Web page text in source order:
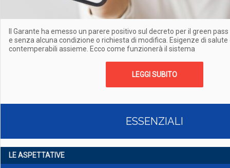
Il Garante ha emesso un parere positivo sul decreto per il green
e senza alcuna condizione o richiesta di modifica. Esigenze di salute
contemperabili assieme. Ecco come funzionerà il sistema
LEGGI SUBITO
ESSENZIALI
LE ASPETTATIVE